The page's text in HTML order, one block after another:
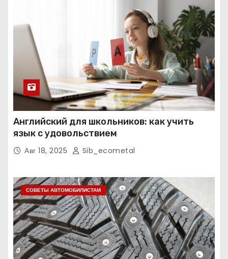
Английский для школьников: как учить
язык с удовольствием
Авг 18, 2025 Sib_ecometal
СОВЕТЫ АВТОМОБИЛИСТАМ